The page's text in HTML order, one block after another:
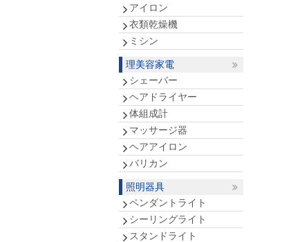
アイロン
衣類乾燥機
ミシン
理美容家電
シェーバー
ヘアドライヤー
体組成計
マッサージ器
ヘアアイロン
バリカン
照明器具
ペンダントライト
シーリングライト
スタンドライト